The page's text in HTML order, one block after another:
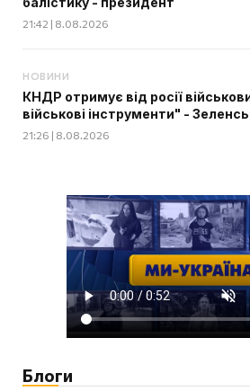
21:42 | 8.08.2026
НОВИНИ
КНДР отримує від росії
військові інструменти" -
21:26 | 8.08.2026
Блоги